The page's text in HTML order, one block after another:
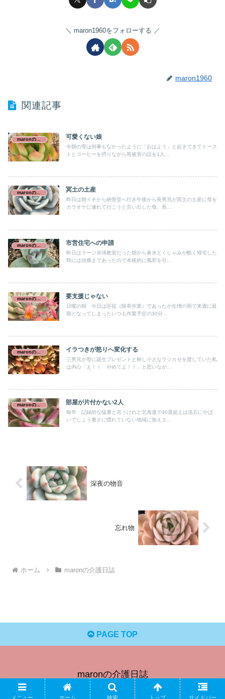
maron1960をフォローする
maron1960
関連記事
可愛くない娘
今朝の母は何事もなかったように「おはよう」と起きてきてトース
トとコーヒーを摂りながら熊被害の話を1人...
冥土の土産
昨日は朝イチから納骨堂へ行き午後から長男兄が冥土の土産に母を
カラオケに連れて行こうと言い出した母、長...
maronの介護日誌 市営住宅への申請
昨日はラージ卓球教室だった朝から鼻水とくしゃみが酷く帰宅した
時には頭痛まであったので本格的に風邪を引...
maronの介護日誌 要支援じゃない
日曜の朝 今日は区役（除草作業）であったが生憎の雨で来週に延
期となってしまったいつも作業予定の30分...
イラつきが怒りへ変化する
三男兄が母に誕生プレゼントと称し小さなラジカセを渡していた私
は内心「え！！ やめてよ！！」と思いなが...
maronの介護日誌 部屋が片付かない2人
毎年 記録的な猛暑と言うけれど北海道で40度超えは流石にやば
いでしょう暑さに慣れていない地域に加えエ...
深夜の物音
忘れ物
ホーム maronの介護日誌
PAGE TOP
maronの介護日誌
© 2024 maronの介護日誌.
メニュー ホーム 検索 トップ サイドバー